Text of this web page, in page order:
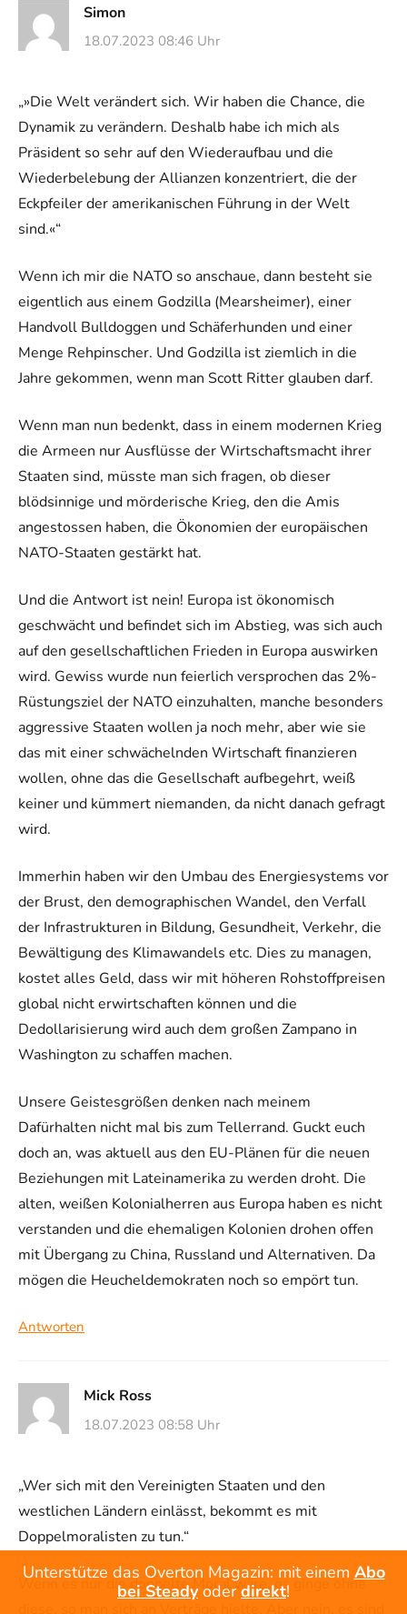
Simon
18.07.2023 08:46 Uhr
„»Die Welt verändert sich. Wir haben die Chance, die
Dynamik zu verändern. Deshalb habe ich mich als
Präsident so sehr auf den Wiederaufbau und die
Wiederbelebung der Allianzen konzentriert, die der
Eckpfeiler der amerikanischen Führung in der Welt
sind.«“
Wenn ich mir die NATO so anschaue, dann besteht sie
eigentlich aus einem Godzilla (Mearsheimer), einer
Handvoll Bulldoggen und Schäferhunden und einer
Menge Rehpinscher. Und Godzilla ist ziemlich in die
Jahre gekommen, wenn man Scott Ritter glauben darf.
Wenn man nun bedenkt, dass in einem modernen Krieg
die Armeen nur Ausflüsse der Wirtschaftsmacht ihrer
Staaten sind, müsste man sich fragen, ob dieser
blödsinnige und mörderische Krieg, den die Amis
angestossen haben, die Ökonomien der europäischen
NATO-Staaten gestärkt hat.
Und die Antwort ist nein! Europa ist ökonomisch
geschwächt und befindet sich im Abstieg, was sich auch
auf den gesellschaftlichen Frieden in Europa auswirken
wird. Gewiss wurde nun feierlich versprochen das 2%-
Rüstungsziel der NATO einzuhalten, manche besonders
aggressive Staaten wollen ja noch mehr, aber wie sie
das mit einer schwächelnden Wirtschaft finanzieren
wollen, ohne das die Gesellschaft aufbegehrt, weiß
keiner und kümmert niemanden, da nicht danach gefragt
wird.
Immerhin haben wir den Umbau des Energiesystems vor
der Brust, den demographischen Wandel, den Verfall
der Infrastrukturen in Bildung, Gesundheit, Verkehr, die
Bewältigung des Klimawandels etc. Dies zu managen,
kostet alles Geld, dass wir mit höheren Rohstoffpreisen
global nicht erwirtschaften können und die
Dedollarisierung wird auch dem großen Zampano in
Washington zu schaffen machen.
Unsere Geistesgrößen denken nach meinem
Dafürhalten nicht mal bis zum Tellerrand. Guckt euch
doch an, was aktuell aus den EU-Plänen für die neuen
Beziehungen mit Lateinamerika zu werden droht. Die
alten, weißen Kolonialherren aus Europa haben es nicht
verstanden und die ehemaligen Kolonien drohen offen
mit Übergang zu China, Russland und Alternativen. Da
mögen die Heucheldemokraten noch so empört tun.
Antworten
Mick Ross
18.07.2023 08:58 Uhr
„Wer sich mit den Vereinigten Staaten und den
westlichen Ländern einlässt, bekommt es mit
Doppelmoralisten zu tun.“
Wenn es nur die doppelte Moral wäre, es ginge ohne
Unterstütze das Overton Magazin: mit einem Abo
bei Steady oderdirekt!